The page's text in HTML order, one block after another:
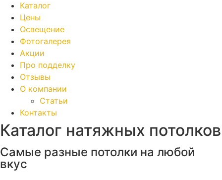
Каталог
Цены
Освещение
Фотогалерея
Акции
Про подделку
Отзывы
О компании
Статьи
Контакты
Каталог натяжных потолков
Самые разные потолки на любой
вкус